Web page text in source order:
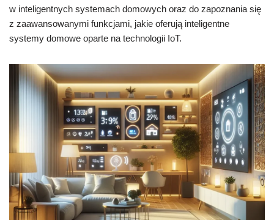
w inteligentnych systemach domowych oraz do zapoznania się
z zaawansowanymi funkcjami, jakie oferują inteligentne
systemy domowe oparte na technologii IoT.